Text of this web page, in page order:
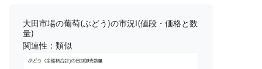
大田市場の葡萄(ぶどう)の市況Ⅰ(値段・価格と数
量)
関連性：類似